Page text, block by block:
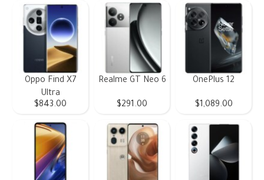
OnePlus 12
$1,089.00
Realme GT Neo 6
$291.00
Oppo Find X7
Ultra
$843.00